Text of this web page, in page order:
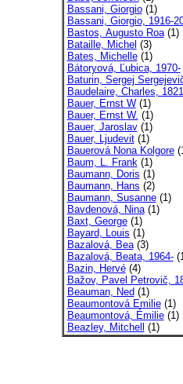
Bassani, Giorgio(1)
Bassani, Giorgio, 1916-
Bastos, Augusto Roa(1)
Bataille, Michel (3)
Bates, Michelle(1)
Bátoryová, Ľubica, 1970-
Baturin, Sergej
Baudelaire, Charles,
Bauer, Ernst W(1)
Bauer, Ernst W. (1)
Bauer, Jaroslav(1)
Bauer, Ljudevit(1)
Bauerová Nona Kolgore
Baum, L. Frank(1)
Baumann, Doris (1)
Baumann, Hans (2)
Baumann, Susanne(1)
Bavdenová, Nina(1)
Baxt, George(1)
Bayard, Louis (1)
Bazalová, Bea(3)
Bazalová, Beata, 1964-
Bazin, Hervé(4)
Bažov, Pavel Petrovič,
Beauman, Ned (1)
Beaumontová Emilie(1)
Beaumontová, Émilie(1)
Beazley, Mitchell
(1)